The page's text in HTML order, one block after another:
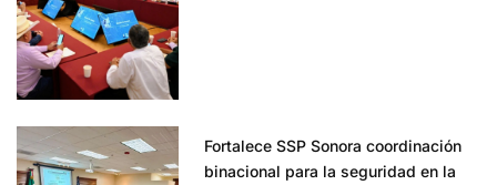
Fortalece SSP Sonora coordinación
binacional para la seguridad en la